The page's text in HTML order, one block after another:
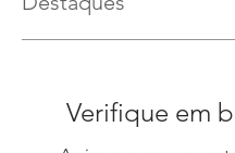
Verifique em